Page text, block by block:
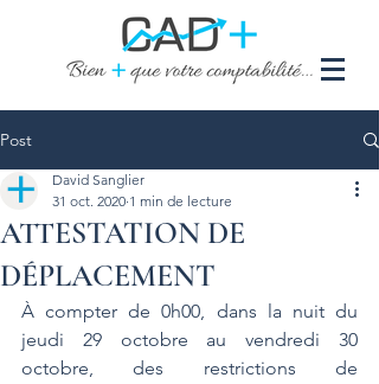
Post
ATTESTATION DE
DÉPLACEMENT
David Sanglier
31 oct. 2020 1 min de lecture
À compter de 0h00, dans la nuit du
jeudi 29 octobre au vendredi 30
octobre, des restrictions de